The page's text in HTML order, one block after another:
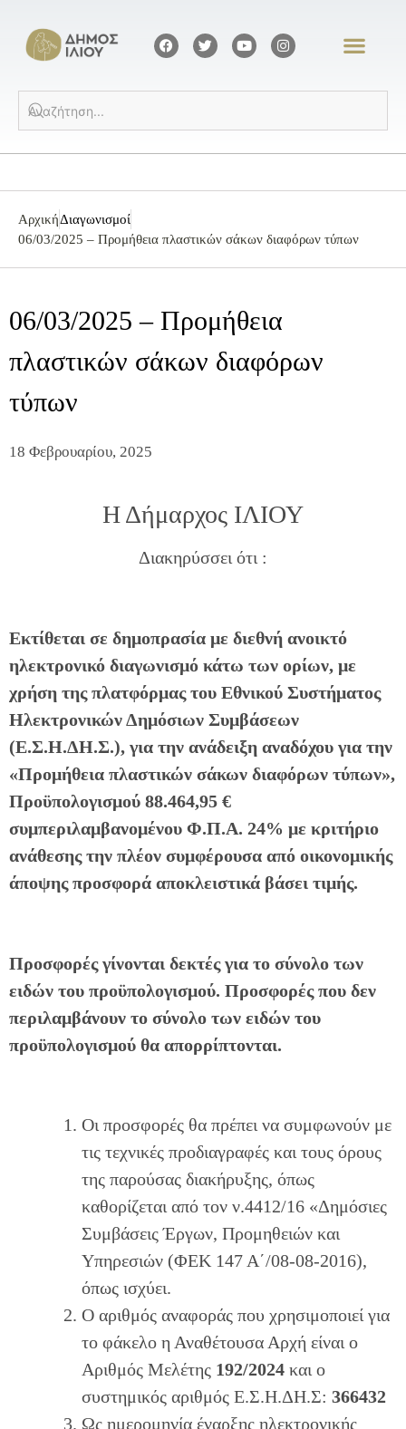
ΑρχικήΔιαγωνισμοί
06/03/2025 – Προμήθεια πλαστικών σάκων διαφόρων τύπων
06/03/2025 – Προμήθεια
πλαστικών σάκων διαφόρων
τύπων
18 Φεβρουαρίου, 2025
Η Δήμαρχος ΙΛΙΟΥ
Διακηρύσσει ότι :
Εκτίθεται σε δημοπρασία με διεθνή ανοικτό
ηλεκτρονικό διαγωνισμό κάτω των ορίων, με
χρήση της πλατφόρμας του Εθνικού Συστήματος
Ηλεκτρονικών Δημόσιων Συμβάσεων
(Ε.Σ.Η.ΔΗ.Σ.), για την ανάδειξη αναδόχου για την
«Προμήθεια πλαστικών σάκων διαφόρων τύπων»,
Προϋπολογισμού 88.464,95 €
συμπεριλαμβανομένου Φ.Π.Α. 24% με κριτήριο
ανάθεσης την πλέον συμφέρουσα από οικονομικής
άποψης προσφορά αποκλειστικά βάσει τιμής.
Προσφορές γίνονται δεκτές για το σύνολο των
ειδών του προϋπολογισμού. Προσφορές που δεν
περιλαμβάνουν το σύνολο των ειδών του
προϋπολογισμού θα απορρίπτονται.
Οι προσφορές θα πρέπει να συμφωνούν με
τις τεχνικές προδιαγραφές και τους όρους
της παρούσας διακήρυξης, όπως
καθορίζεται από τον ν.4412/16 «Δημόσιες
Συμβάσεις Έργων, Προμηθειών και
Υπηρεσιών (ΦΕΚ 147 Α΄/08-08-2016),
όπως ισχύει.
Ο αριθμός αναφοράς που χρησιμοποιεί για
το φάκελο η Αναθέτουσα Αρχή είναι ο
Αριθμός Μελέτης 192/2024 και ο
συστημικός αριθμός Ε.Σ.Η.ΔΗ.Σ: 366432
Ως ημερομηνία έναρξης ηλεκτρονικής